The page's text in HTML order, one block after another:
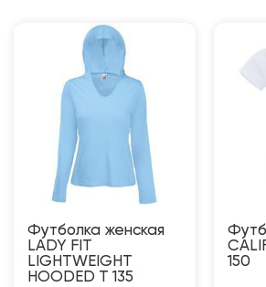
Футболка женская
LADY FIT
LIGHTWEIGHT
HOODED T 135
150